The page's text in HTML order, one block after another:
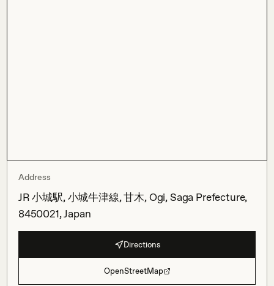
Address
JR 小城駅, 小城牛津線, 甘木, Ogi, Saga Prefecture,
8450021, Japan
Directions
OpenStreetMap